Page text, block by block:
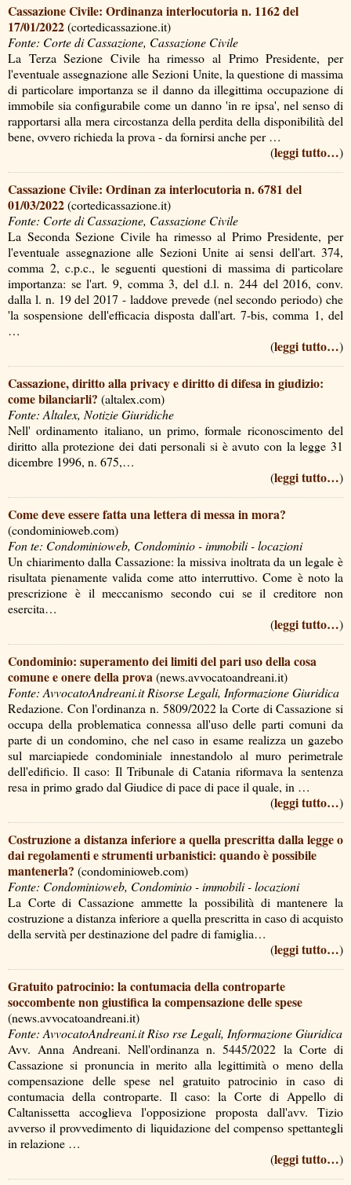
Cassazione Civile: Ordinanza interlocutoria n. 1162 del
17/01/2022(cortedicassazione.it)
Fonte: Corte di Cassazione, Cassazione Civile
La Terza Sezione Civile ha rimesso al Primo Presidente, per
l'eventuale assegnazione alle Sezioni Unite, la questione di massima
di particolare importanza se il danno da illegittima occupazione di
immobile sia configurabile come un danno 'in re ipsa', nel senso di
rapportarsi alla mera circostanza della perdita della disponibilità del
bene, ovvero richieda la prova - da fornirsi anche per …
(leggi tutto…)
Cassazione Civile: Ordinan za interlocutoria n. 6781 del
01/03/2022(cortedicassazione.it)
Fonte: Corte di Cassazione, Cassazione Civile
La Seconda Sezione Civile ha rimesso al Primo Presidente, per
l'eventuale assegnazione alle Sezioni Unite ai sensi dell'art. 374,
comma 2, c.p.c., le seguenti questioni di massima di particolare
importanza: se l'art. 9, comma 3, del d.l. n. 244 del 2016, conv.
dalla l. n. 19 del 2017 - laddove prevede (nel secondo periodo) che
'la sospensione dell'efficacia disposta dall'art. 7-bis, comma 1, del
…
(leggi tutto…)
Cassazione, diritto alla privacy e diritto di difesa in giudizio:
come bilanciarli? (altalex.com)
Fonte: Altalex, Notizie Giuridiche
Nell' ordinamento italiano, un primo, formale riconoscimento del
diritto alla protezione dei dati personali si è avuto con la legge 31
dicembre 1996, n. 675,…
(leggi tutto…)
Come deve essere fatta una lettera di messa in mora?
(condominioweb.com)
Fon te: Condominioweb, Condominio - immobili - locazioni
Un chiarimento dalla Cassazione: la missiva inoltrata da un legale è
risultata pienamente valida come atto interruttivo. Come è noto la
prescrizione è il meccanismo secondo cui se il creditore non
esercita…
(leggi tutto…)
Condominio: superamento dei limiti del pari uso della cosa
comune e onere della prova(news.avvocatoandreani.it)
Fonte: AvvocatoAndreani.it Risorse Legali, Informazione Giuridica
Redazione. Con l'ordinanza n. 5809/2022 la Corte di Cassazione si
occupa della problematica connessa all'uso delle parti comuni da
parte di un condomino, che nel caso in esame realizza un gazebo
sul marciapiede condominiale innestandolo al muro perimetrale
dell'edificio. Il caso: Il Tribunale di Catania riformava la sentenza
resa in primo grado dal Giudice di pace di pace il quale, in …
(leggi tutto…)
Costruzione a distanza inferiore a quella prescritta dalla legge o
dai regolamenti e strumenti urbanistici: quando è possibile
mantenerla? (condominioweb.com)
Fonte: Condominioweb, Condominio - immobili - locazioni
La Corte di Cassazione ammette la possibilità di mantenere la
costruzione a distanza inferiore a quella prescritta in caso di acquisto
della servità per destinazione del padre di famiglia…
(leggi tutto…)
Gratuito patrocinio: la contumacia della controparte
soccombente non giustifica la compensazione delle spese
(news.avvocatoandreani.it)
Fonte: AvvocatoAndreani.it Riso rse Legali, Informazione Giuridica
Avv. Anna Andreani. Nell'ordinanza n. 5445/2022 la Corte di
Cassazione si pronuncia in merito alla legittimità o meno della
compensazione delle spese nel gratuito patrocinio in caso di
contumacia della controparte. Il caso: la Corte di Appello di
Caltanissetta accoglieva l'opposizione proposta dall'avv. Tizio
avverso il provvedimento di liquidazione del compenso spettantegli
in relazione …
(leggi tutto…)